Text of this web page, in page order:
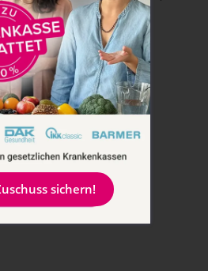
(ersatzweise
sichern!